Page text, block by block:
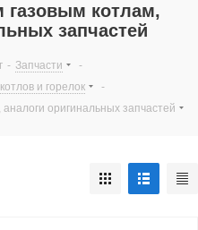
газовым котлам,
запчастей
- Запчасти
-
и горелок
-
оригинальных запчастей